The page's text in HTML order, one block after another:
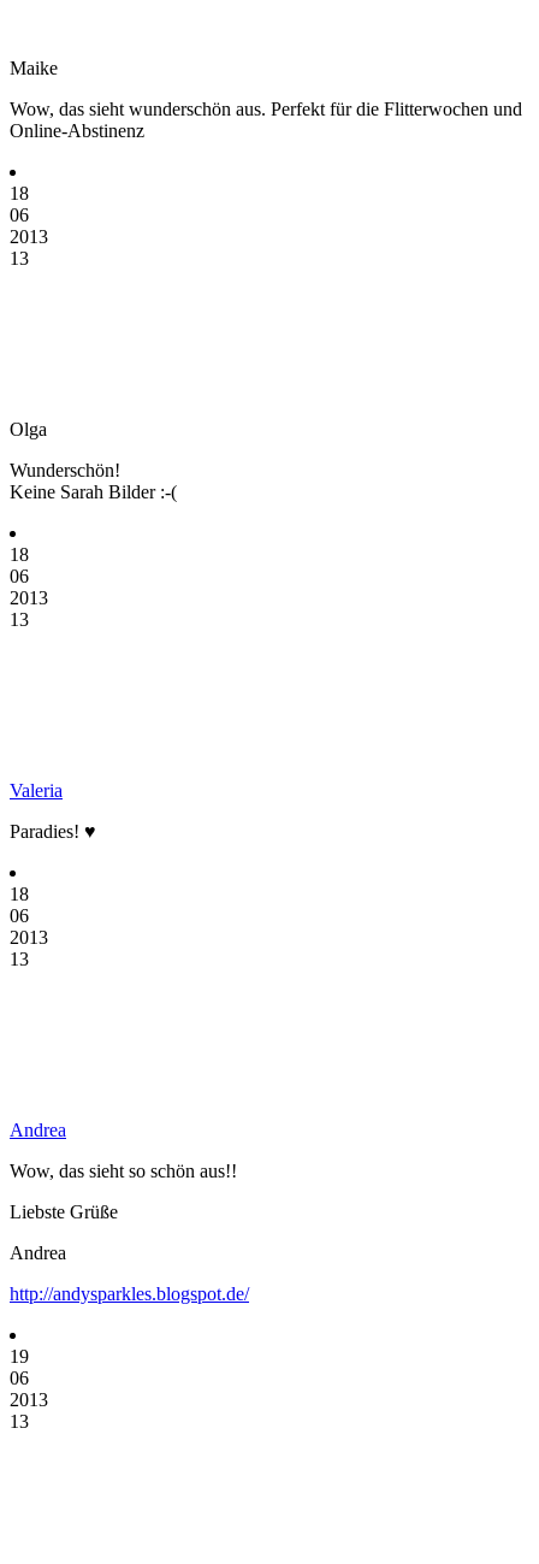
Maike
Wow, das sieht wunderschön aus. Perfekt für die Flitterwochen und
Online-Abstinenz
18
06
2013
13
Olga
Wunderschön!
Keine Sarah Bilder :-(
18
06
2013
13
Valeria
Paradies! ♥
18
06
2013
13
Andrea
Wow, das sieht so schön aus!!
Liebste Grüße
Andrea
http://andysparkles.blogspot.de/
19
06
2013
13